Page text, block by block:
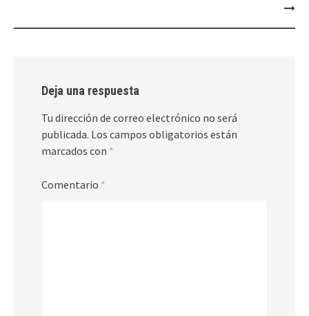
Deja una respuesta
Tu dirección de correo electrónico no será
publicada. Los campos obligatorios están
marcados con *
Comentario *